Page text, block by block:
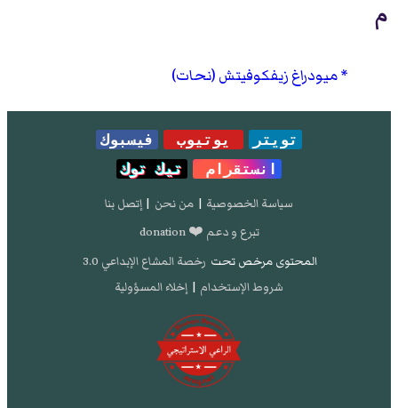
م
ميودراغ زيفكوفيتش (نحات)
تويتر يوتيوب
فيسبوك
انستقرام
تيك توك
سياسة الخصوصية | من نحن | إتصل بنا
تبرع و دعم ❤️ donation
المحتوى مرخص تحت رخصة المشاع الإبداعي 3.0
شروط الإستخدام | إخلاء المسؤولية